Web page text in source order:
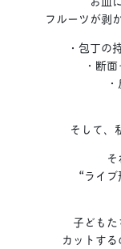
フルーツが剥
・包丁の
・断
そして、
“ライ
子どもた
カットす